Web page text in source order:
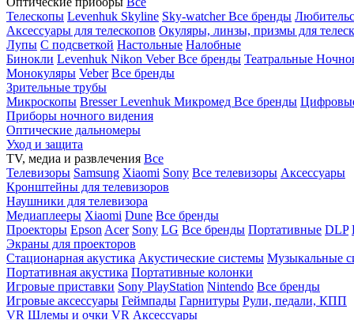
Телескопы Levenhuk Skyline Sky-watcherВсе бренды
Аксессуары для телескопов Окуляры, линзы, призмы для
Лупы С подсветкой Настольные Налобные
Бинокли Levenhuk Nikon VeberВсе бренды Театральные
Монокуляры Veber Все бренды
Зрительные трубы
Микроскопы BresserLevenhuk Микромед Все бренды
Приборы ночного видения
Оптические дальномеры
Уход и защита
TV, медиа и развлечения Все
Телевизоры Samsung Xiaomi Sony Все телевизоры Аксессуары
Кронштейны для телевизоров
Наушники для телевизора
Медиаплееры Xiaomi Dune Все бренды
Проекторы Epson Acer Sony LG Все бренды Портативные DLP
Экраны для проекторов
Стационарная акустика Акустические системы Музыкальные
Портативная акустика Портативные колонки
Игровые приставки Sony PlayStation Nintendo Все бренды
Игровые аксессуары Геймпады Гарнитуры Рули, педали, КПП
VR Шлемы и очки VR Аксессуары